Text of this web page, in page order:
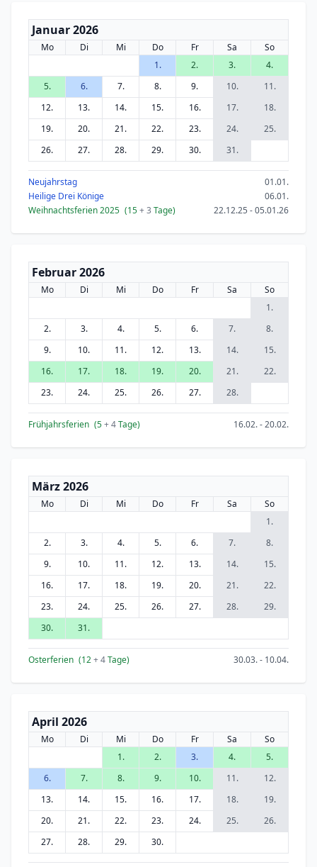
Januar 2026
Mo Di Mi Do Fr Sa
So
1.
2. 3.
4.
5.
6. 7. 8. 9. 10.
11.
12.
13. 14. 15. 16. 17.
18.
19.
20. 21. 22. 23. 24.
25.
26.
27. 28. 29. 30. 31.
Neujahrstag
01.01.
Heilige Drei Könige
06.01.
Weihnachtsferien 2025 (15+ 3 Tage) 22.12.25 - 05.01.26
Februar 2026
Mo Di Mi Do Fr Sa
So
1.
2.
3. 4. 5. 6. 7.
8.
9.
10. 11. 12. 13. 14.
15.
16.
17. 18. 19. 20. 21.
22.
23.
24. 25. 26. 27. 28.
Frühjahrsferien (5+ 4Tage) 16.02. - 20.02.
März 2026
Mo Di Mi Do Fr Sa
So
1.
2.
3. 4. 5. 6. 7.
8.
9.
10. 11. 12. 13. 14.
15.
16.
17. 18. 19. 20. 21.
22.
23.
24. 25. 26. 27. 28.
29.
30.
31.
Osterferien (12+ 4Tage) 30.03. - 10.04.
April 2026
Mo Di Mi Do Fr Sa
So
1.
2. 3. 4.
5.
6.
7. 8. 9. 10. 11.
12.
13.
14. 15. 16. 17. 18.
19.
20.
21. 22. 23. 24. 25.
26.
27.
28. 29. 30.